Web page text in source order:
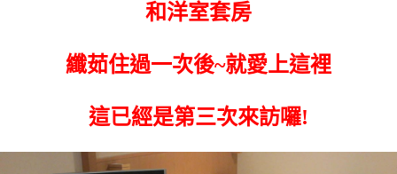
和洋室套房
纖茹住過一次後~就愛上這裡
這已經是第三次來訪囉!